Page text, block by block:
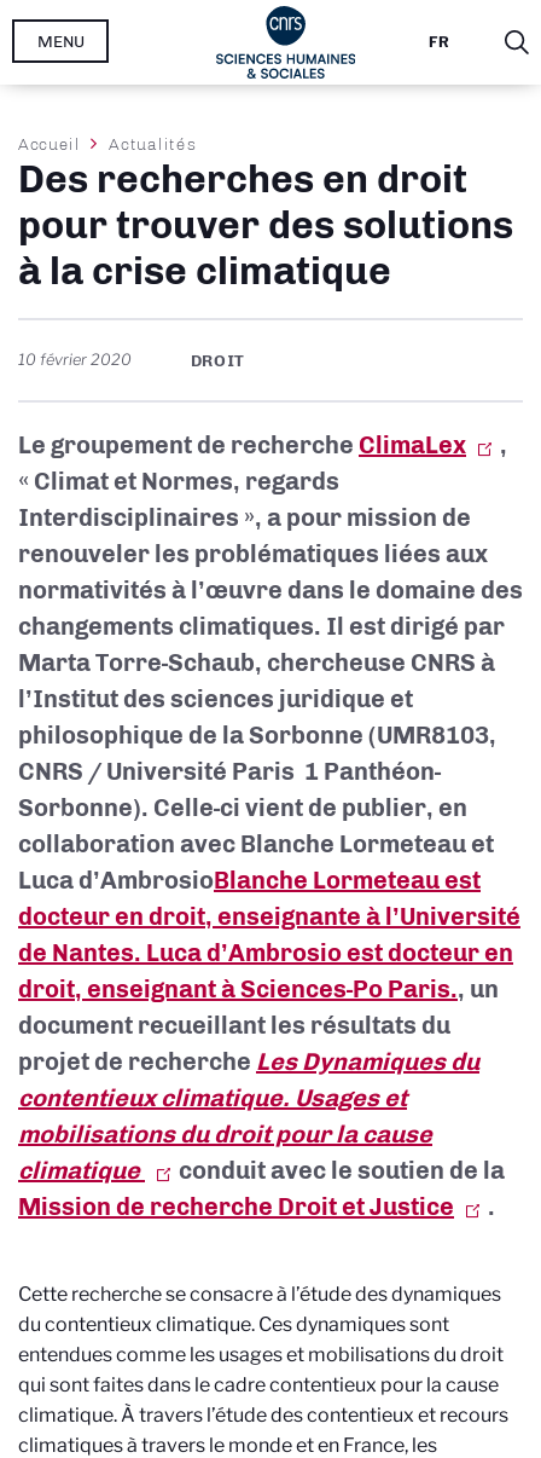
Aller
FR
MENU
Fil
d'Ariane
Accueil Actualités
Des recherches en droit
pour trouver des solutions
à la crise climatique
10 février 2020 DROIT
Le groupement de recherche ClimaLex
,
« Climat et Normes, regards
Interdisciplinaires », a pour mission de
renouveler les problématiques liées aux
normativités à l’œuvre dans le domaine des
changements climatiques. Il est dirigé par
Marta Torre-Schaub, chercheuse CNRS à
l’Institut des sciences juridique et
philosophique de la Sorbonne (UMR8103,
CNRS / Université Paris 1 Panthéon-
Sorbonne). Celle-ci vient de publier, en
collaboration avec Blanche Lormeteau et
Luca d’AmbrosioBlanche Lormeteau est
docteur en droit, enseignante à l’Université
de Nantes. Luca d’Ambrosio est docteur en
droit, enseignant à Sciences-Po Paris., un
document recueillant les résultats du
projet de recherche Les Dynamiques du
contentieux climatique. Usages et
mobilisations du droit pour la cause
climatique
conduit avec le soutien de la
Mission de recherche Droit et Justice
.
Cette recherche se consacre à l’étude des dynamiques
du contentieux climatique. Ces dynamiques sont
entendues comme les usages et mobilisations du droit
qui sont faites dans le cadre contentieux pour la cause
climatique. À travers l’étude des contentieux et recours
climatiques à travers le monde et en France, les